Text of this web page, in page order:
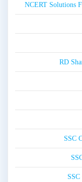
NCERT Solutions
RD
SSC